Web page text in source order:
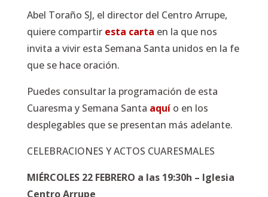
Abel Toraño SJ, el director del Centro Arrupe,
quiere compartir esta carta en la que nos
invita a vivir esta Semana Santa unidos en la fe
que se hace oración.
Puedes consultar la programación de esta
Cuaresma y Semana Santa aquío en los
desplegables que se presentan más adelante.
CELEBRACIONES Y ACTOS CUARESMALES
MIÉRCOLES 22 FEBRERO a las 19:30h – Iglesia
Centro Arrupe